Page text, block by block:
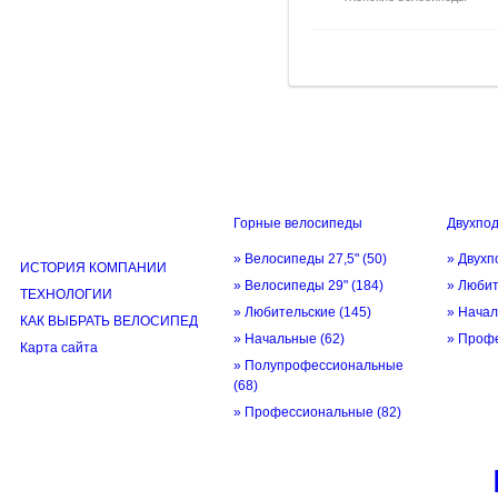
ИСТОРИЯ КОМПАНИИ
ТЕХНОЛОГИИ
КАК ВЫБРАТЬ ВЕЛОСИПЕД
Карта сайта
Горные велосипеды
» Велосипеды 27,5" (50)
» Велосипеды 29" (184)
» Любительские (145)
» Начальные (62)
» Полупрофессиональные
(68)
» Профессиональные (82)
»
»
»
»